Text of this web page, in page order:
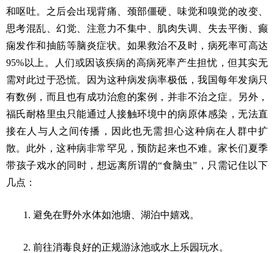
和呕吐。之后会出现背痛、颈部僵硬、味觉和嗅觉的改变、
思考混乱、幻觉、注意力不集中、肌肉失调、失去平衡、癫
痫发作和抽筋等脑炎症状。如果救治不及时，病死率可高达
95%以上。人们或因该疾病的高病死率产生担忧，但其实无
需对此过于恐慌。因为这种病发病率极低，我国每年发病只
有数例，而且也有成功治愈的案例，并非不治之症。另外，
福氏耐格里虫只能通过人接触环境中的病原体感染，无法直
接在人与人之间传播，因此也无需担心这种病在人群中扩
散。此外，这种病非常罕见，预防起来也不难。家长们夏季
带孩子戏水的同时，想远离所谓的“食脑虫”，只需记住以下
几点：
1. 避免在野外水体如池塘、湖泊中嬉戏。
2. 前往消毒良好的正规游泳池或水上乐园玩水。